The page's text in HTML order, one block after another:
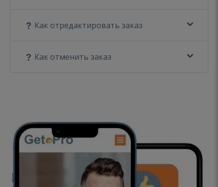
Как отредактировать заказ
Как отменить заказ